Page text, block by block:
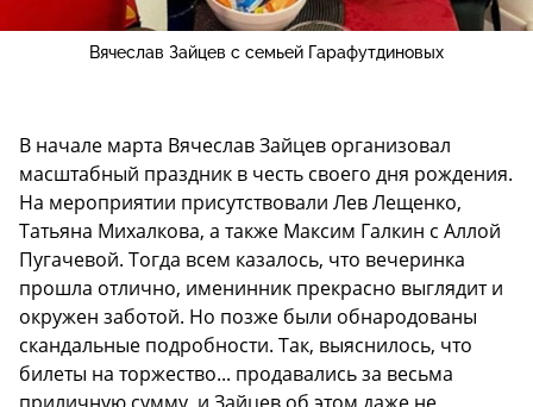
Вячеслав Зайцев с семьей Гарафутдиновых
В начале марта Вячеслав Зайцев организовал
масштабный праздник в честь своего дня рождения.
На мероприятии присутствовали Лев Лещенко,
Татьяна Михалкова, а также Максим Галкин с Аллой
Пугачевой. Тогда всем казалось, что вечеринка
прошла отлично, именинник прекрасно выглядит и
окружен заботой. Но позже были обнародованы
скандальные подробности. Так, выяснилось, что
билеты на торжество... продавались за весьма